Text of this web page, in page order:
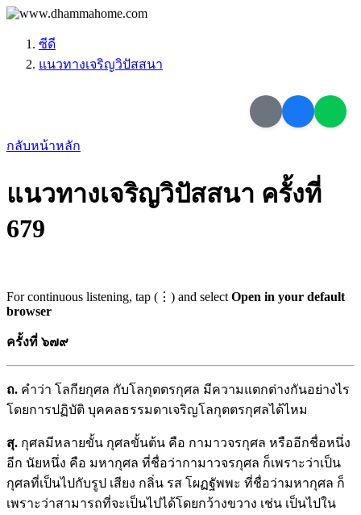
ซีดี
แนวทางเจริญวิปัสสนา
กลับหน้าหลัก
แนวทางเจริญวิปัสสนา ครั้งที่
679
For continuous listening, tap (⋮) and select Open in your default
browser
ครั้งที่ ๖๗๙
ถ. คำว่า โลกียกุศล กับโลกุตตรกุศล มีความแตกต่างกันอย่างไร
โดยการปฏิบัติ บุคคลธรรมดาเจริญโลกุตตรกุศลได้ไหม
สุ. กุศลมีหลายขั้น กุศลขั้นต้น คือ กามาวจรกุศล หรืออีกชื่อหนึ่ง
อีก นัยหนึ่ง คือ มหากุศล ที่ชื่อว่ากามาวจรกุศล ก็เพราะว่าเป็น
กุศลที่เป็นไปกับรูป เสียง กลิ่น รส โผฏฐัพพะ ที่ชื่อว่ามหากุศล ก็
เพราะว่าสามารถที่จะเป็นไปได้โดยกว้างขวาง เช่น เป็นไปใน